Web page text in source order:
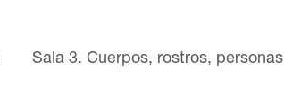
Sala 3. Cuerpos, rostros, personas